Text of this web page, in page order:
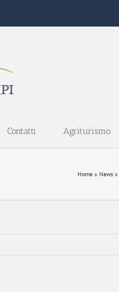
Contatti Agriturismo
Home » News »